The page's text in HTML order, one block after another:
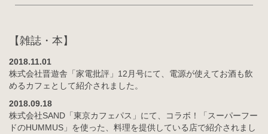
【雑誌・本】
2018.11.01
株式会社晋遊舎「家電批評」12月号にて、電源が使えてお酒も飲
めるカフェとして紹介されました。
2018.09.18
株式会社SAND「東京カフェパス」にて、コラボ！「スーパーフー
ドのHUMMUS」を使った、料理を提供している店で紹介されまし